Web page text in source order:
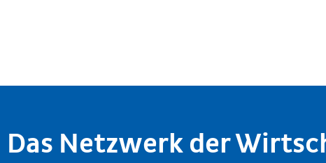
Das Netzwerk der